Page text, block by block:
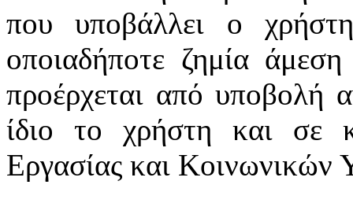
που υποβάλλει ο
οποιαδήποτε ζημία
προέρχεται από υποβολή
ίδιο το χρήστη και σε
Εργασίας και Κοινωνικών